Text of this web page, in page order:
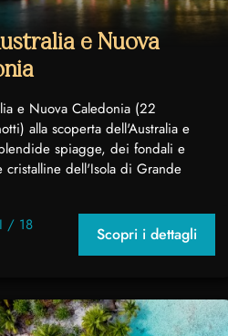
e Nuova
e Nuova Caledonia (22
alla scoperta dell'Australia e
spiagge, dei fondali e
cristalline dell'Isola di Grande
/ 18
Scopri i dettagli